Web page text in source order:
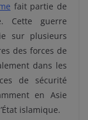
fait partie de
Cette guerre
sur plusieurs
des forces de
dans les
de sécurité
en Asie
islamique.